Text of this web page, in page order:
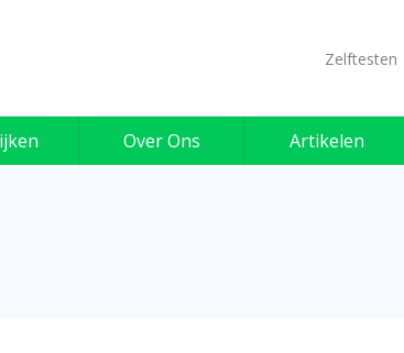
Zelftesten
Over Ons Artikelen